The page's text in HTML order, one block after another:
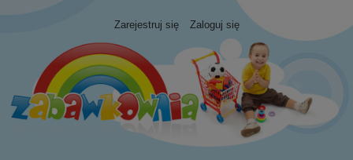
Zarejestruj się Zaloguj się